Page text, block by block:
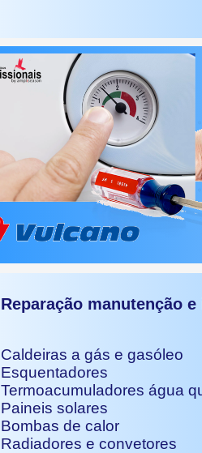
Reparação manutenção
Caldeiras a gás e gasóleo
Esquentadores
Termoacumuladores água
Paineis solares
Bombas de calor
Radiadores e convetores